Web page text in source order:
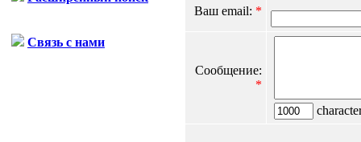
Связь с нами
Ваш email: *
Сообщение:
*